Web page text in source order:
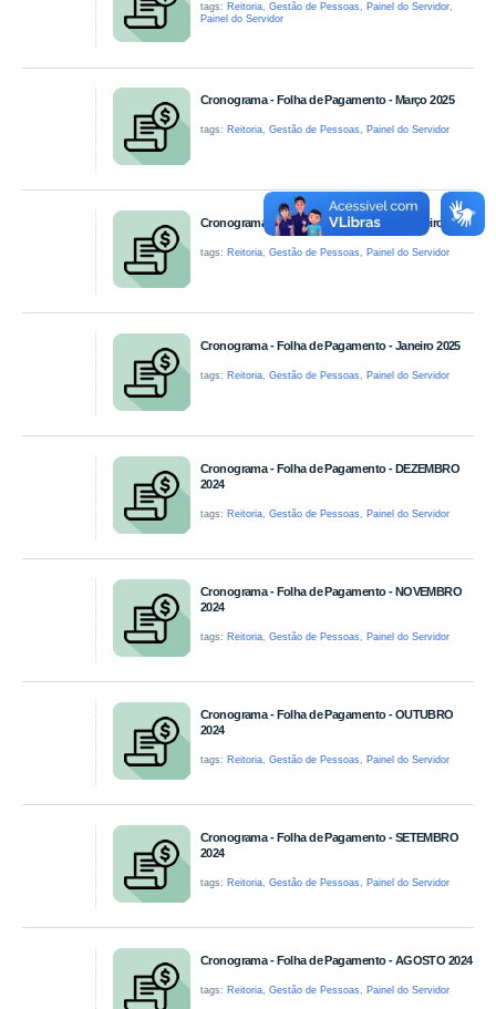
tags: Reitoria, Gestão de Pessoas, Painel do Servidor,
Painel do Servidor
Cronograma - Folha de Pagamento - Março 2025
tags: Reitoria, Gestão de Pessoas, Painel do Servidor
Cronograma - Folha de Pagamento - Fevereiro 2025
tags: Reitoria, Gestão de Pessoas, Painel do Servidor
Cronograma - Folha de Pagamento - Janeiro 2025
tags: Reitoria, Gestão de Pessoas, Painel do Servidor
Cronograma - Folha de Pagamento - DEZEMBRO
2024
tags: Reitoria, Gestão de Pessoas, Painel do Servidor
Cronograma - Folha de Pagamento - NOVEMBRO
2024
tags: Reitoria, Gestão de Pessoas, Painel do Servidor
Cronograma - Folha de Pagamento - OUTUBRO
2024
tags: Reitoria, Gestão de Pessoas, Painel do Servidor
Cronograma - Folha de Pagamento - SETEMBRO
2024
tags: Reitoria, Gestão de Pessoas, Painel do Servidor
Cronograma - Folha de Pagamento - AGOSTO 2024
tags: Reitoria, Gestão de Pessoas, Painel do Servidor